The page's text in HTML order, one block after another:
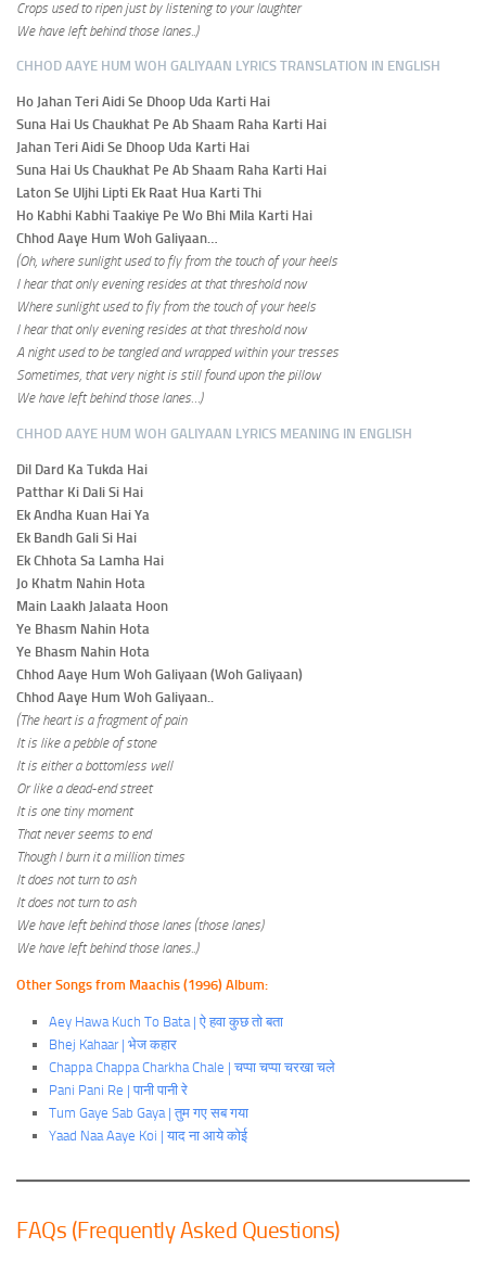
Crops used to ripen just by listening to your laughter
We have left behind those lanes..)
CHHOD AAYE HUM WOH GALIYAAN LYRICS TRANSLATION IN ENGLISH
Ho Jahan Teri Aidi Se Dhoop Uda Karti Hai
Suna Hai Us Chaukhat Pe Ab Shaam Raha Karti Hai
Jahan Teri Aidi Se Dhoop Uda Karti Hai
Suna Hai Us Chaukhat Pe Ab Shaam Raha Karti Hai
Laton Se Uljhi Lipti Ek Raat Hua Karti Thi
Ho Kabhi Kabhi Taakiye Pe Wo Bhi Mila Karti Hai
Chhod Aaye Hum Woh Galiyaan…
(Oh, where sunlight used to fly from the touch of your heels
I hear that only evening resides at that threshold now
Where sunlight used to fly from the touch of your heels
I hear that only evening resides at that threshold now
A night used to be tangled and wrapped within your tresses
Sometimes, that very night is still found upon the pillow
We have left behind those lanes…)
CHHOD AAYE HUM WOH GALIYAAN LYRICS MEANING IN ENGLISH
Dil Dard Ka Tukda Hai
Patthar Ki Dali Si Hai
Ek Andha Kuan Hai Ya
Ek Bandh Gali Si Hai
Ek Chhota Sa Lamha Hai
Jo Khatm Nahin Hota
Main Laakh Jalaata Hoon
Ye Bhasm Nahin Hota
Ye Bhasm Nahin Hota
Chhod Aaye Hum Woh Galiyaan (Woh Galiyaan)
Chhod Aaye Hum Woh Galiyaan..
(The heart is a fragment of pain
It is like a pebble of stone
It is either a bottomless well
Or like a dead-end street
It is one tiny moment
That never seems to end
Though I burn it a million times
It does not turn to ash
It does not turn to ash
We have left behind those lanes (those lanes)
We have left behind those lanes..)
Other Songs from Maachis (1996) Album:
Aey Hawa Kuch To Bata | ऐ हवा कुछ तो बता
Bhej Kahaar | भेज कहार
Chappa Chappa Charkha Chale | चप्पा चप्पा चरखा चले
Pani Pani Re | पानी पानी रे
Tum Gaye Sab Gaya | तुम गए सब गया
Yaad Naa Aaye Koi | याद ना आये कोई
FAQs (Frequently Asked Questions)